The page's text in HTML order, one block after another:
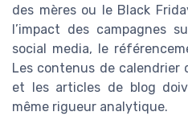
des mères ou le Black
l’impact des campagnes
social media, le
Les contenus de calendrier
et les articles de blog
même rigueur analytique.